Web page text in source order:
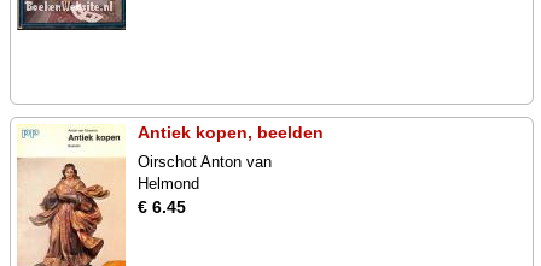
Antiek kopen, beelden
Oirschot Anton van
Helmond
€ 6.45